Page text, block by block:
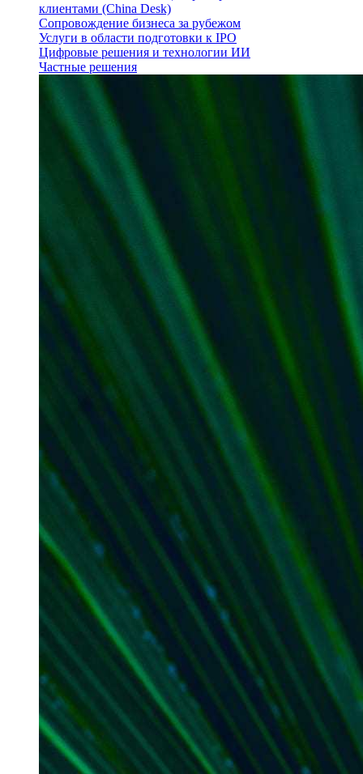
клиентами (China Desk)
Сопровождение бизнеса за рубежом
Услуги в области подготовки к IPO
Цифровые решения и технологии ИИ
Частные решения